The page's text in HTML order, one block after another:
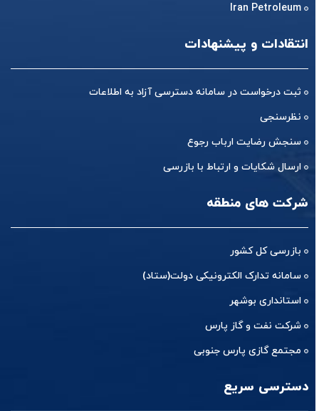
Iran Petroleum
انتقادات و پیشنهادات
ثبت درخواست در سامانه دسترسی آزاد به اطلاعات
نظرسنجی
سنجش رضایت ارباب رجوع
ارسال شکایات و ارتباط با بازرسی
شرکت های منطقه
بازرسی کل کشور
سامانه تدارک الکترونیکی دولت(ستاد)
استانداری بوشهر
شرکت نفت و گاز پارس
مجتمع گازی پارس جنوبی
دسترسی سریع